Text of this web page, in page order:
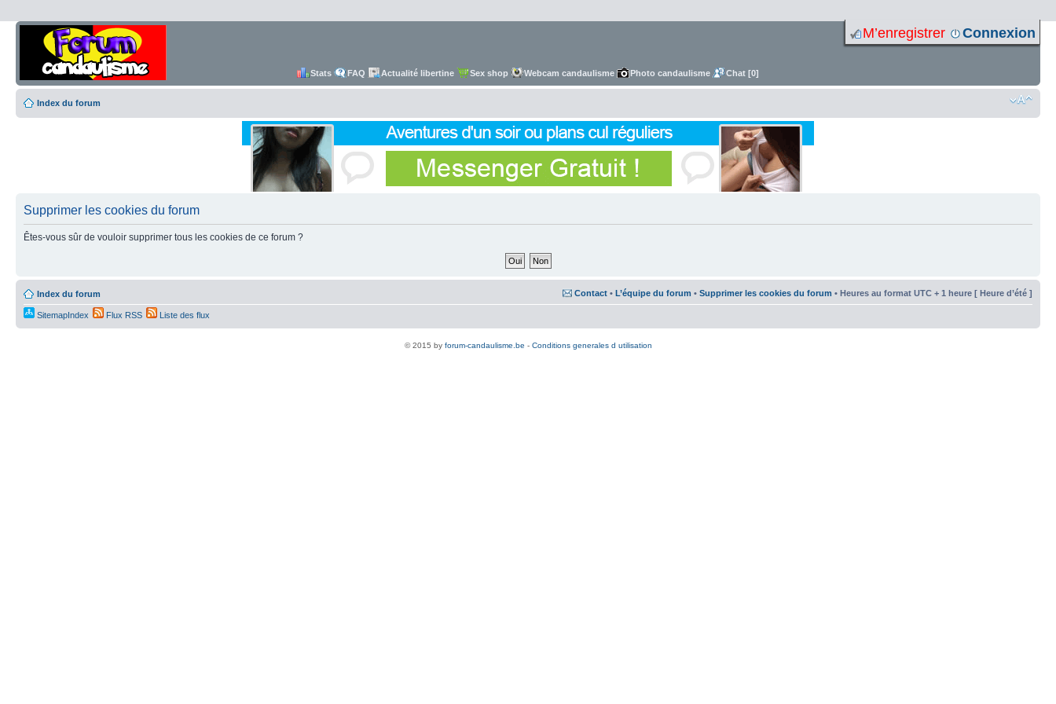
M’enregistrer Connexion
Stats FAQ Actualité libertine Sex shop Webcam candaulisme Photo candaulisme Chat [0]
Index du forum
Supprimer les cookies du forum
Êtes-vous sûr de vouloir supprimer tous les cookies de ce forum ?
Index du forum Contact • L’équipe du forum • Supprimer les cookies du forum • Heures au format UTC + 1 heure [ Heure d’été ]
SitemapIndex Flux RSS Liste des flux
© 2015 by forum-candaulisme.be - Conditions generales d utilisation